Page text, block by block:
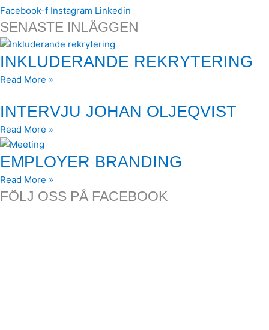
Facebook-f Instagram Linkedin
SENASTE INLÄGGEN
INKLUDERANDE REKRYTERING
Read More »
INTERVJU JOHAN OLJEQVIST
Read More »
EMPLOYER BRANDING
Read More »
FÖLJ OSS PÅ FACEBOOK